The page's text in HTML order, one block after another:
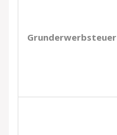
Grunderwerbsteuer